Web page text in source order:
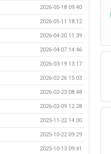
2026-05-18 09:40
2026-05-11 18:12
2026-04-20 11:39
2026-04-07 14:46
2026-03-19 13:17
2026-02-26 15:03
2026-02-23 08:48
2026-02-09 12:28
2025-11-22 14:00
2025-10-22 09:29
2025-10-13 09:41